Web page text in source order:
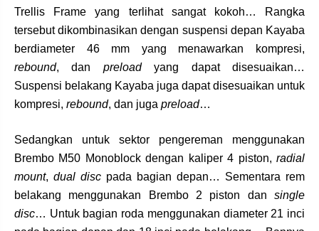
Trellis Frame yang terlihat sangat kokoh… Rangka
tersebut dikombinasikan dengan suspensi depan Kayaba
berdiameter 46 mm yang menawarkan kompresi,
rebound, dan preloadyang dapat disesuaikan…
Suspensi belakang Kayaba juga dapat disesuaikan untuk
kompresi, rebound, dan juga preload…
Sedangkan untuk sektor pengereman menggunakan
Brembo M50 Monoblock dengan kaliper 4 piston, radial
mount, dual disc pada bagian depan… Sementara rem
belakang menggunakan Brembo 2 piston dan single
disc… Untuk bagian roda menggunakan diameter 21 inci